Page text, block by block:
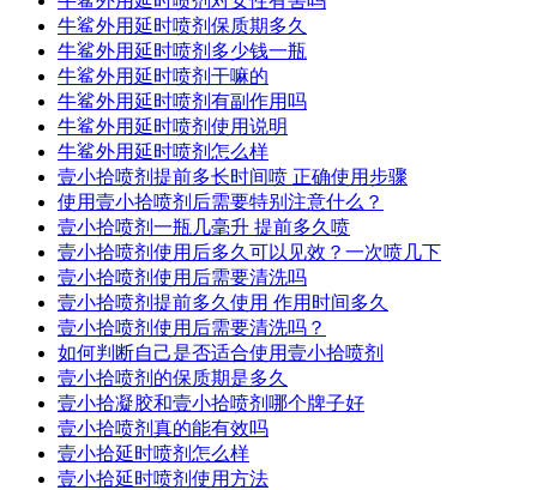
牛鲨外用延时喷剂保质期多久
牛鲨外用延时喷剂多少钱一瓶
牛鲨外用延时喷剂干嘛的
牛鲨外用延时喷剂有副作用吗
牛鲨外用延时喷剂使用说明
牛鲨外用延时喷剂怎么样
壹小拾喷剂提前多长时间喷 正确使用步骤
使用壹小拾喷剂后需要特别注意什么？
壹小拾喷剂一瓶几毫升 提前多久喷
壹小拾喷剂使用后多久可以见效？一次喷几下
壹小拾喷剂使用后需要清洗吗
壹小拾喷剂提前多久使用 作用时间多久
壹小拾喷剂使用后需要清洗吗？
如何判断自己是否适合使用壹小拾喷剂
壹小拾喷剂的保质期是多久
壹小拾凝胶和壹小拾喷剂哪个牌子好
壹小拾喷剂真的能有效吗
壹小拾延时喷剂怎么样
壹小拾延时喷剂使用方法